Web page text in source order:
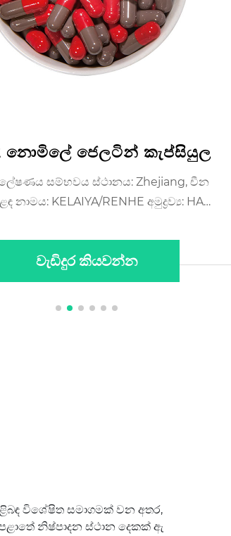
නොමිලේ ජෙලටින් කැප්සියුල
සම්භවය ස්ථානය: Zhejiang, චීන
නාමය: KELAIYA/RENHE අමුද්‍රව්‍ය: HAL
වැඩිදුර කියවන්න
විශේෂිත සමාගමක් වන අතර,
නිෂ්පාදන ස්ථාන දෙකක් ඇ